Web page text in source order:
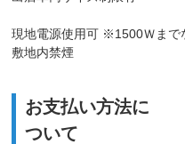
現地電源使用可 ※1500Ｗまで
敷地内禁煙
お支払い方法に
ついて